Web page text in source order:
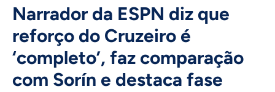
Narrador da ESPN diz que
reforço do Cruzeiro é
‘completo’, faz comparação
com Sorín e destaca fase